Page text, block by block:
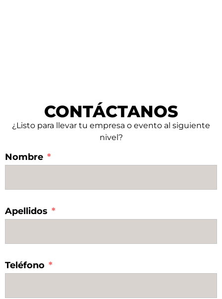
CONTÁCTANOS
¿Listo para llevar tu empresa o evento al siguiente
nivel?
Nombre
Apellidos
Teléfono